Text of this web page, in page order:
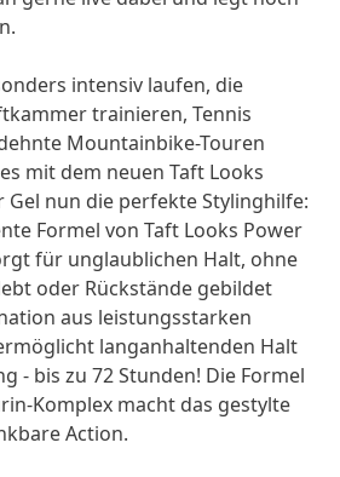
intensiv laufen, die
trainieren, Tennis
Mountainbike-Touren
mit dem neuen Taft Looks
Gel nun die perfekte Stylinghilfe:
Formel von Taft Looks Power
für unglaublichen Halt, ohne
oder Rückstände gebildet
aus leistungsstarken
langanhaltenden Halt
- bis zu 72 Stunden! Die Formel
Komplex macht das gestylte
Action.